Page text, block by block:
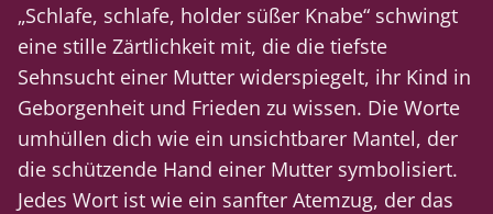
„Schlafe, schlafe, holder süßer Knabe“ schwingt
eine stille Zärtlichkeit mit, die die tiefste
Sehnsucht einer Mutter widerspiegelt, ihr Kind in
Geborgenheit und Frieden zu wissen. Die Worte
umhüllen dich wie ein unsichtbarer Mantel, der
die schützende Hand einer Mutter symbolisiert.
Jedes Wort ist wie ein sanfter Atemzug, der das